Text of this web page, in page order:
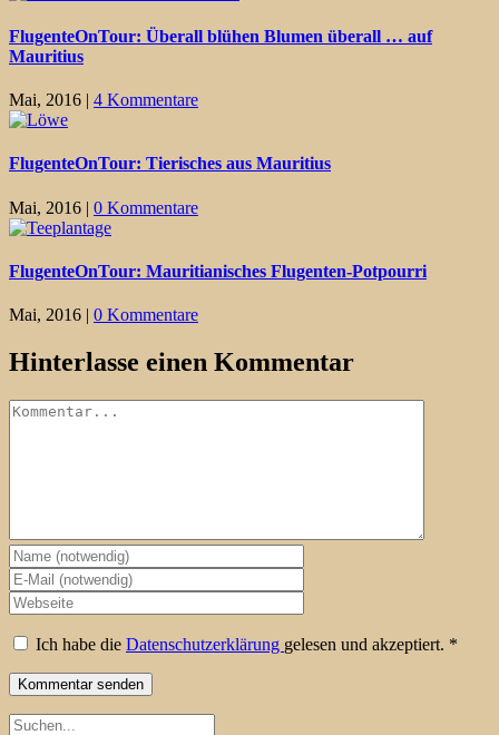
FlugenteOnTour: Überall blühen Blumen überall … auf
Mauritius
Mai, 2016 | 4 Kommentare
FlugenteOnTour: Tierisches aus Mauritius
Mai, 2016 | 0 Kommentare
FlugenteOnTour: Mauritianisches Flugenten-Potpourri
Mai, 2016 | 0 Kommentare
Hinterlasse einen Kommentar
Kommentar
Ich habe die Datenschutzerklärung gelesen und akzeptiert. *
Suche